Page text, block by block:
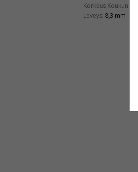
Korkeus Koukun
Leveys: 8,3 mm